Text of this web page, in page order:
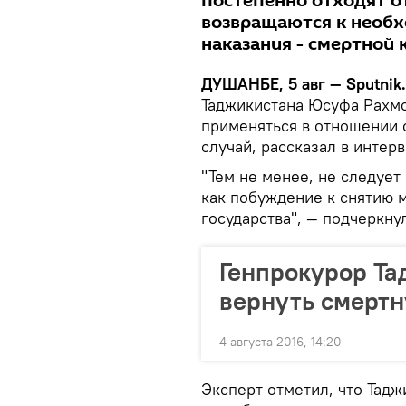
возвращаются к
наказания - смертной
ДУШАНБЕ, 5 авг — Sputnik.
Таджикистана Юсуфа
применяться в отношении
случай, рассказал в
"Тем не менее, не
как побуждение к
государства", —
Генпрокурор
вернуть
4 августа 2016, 14:20
Эксперт отметил, что